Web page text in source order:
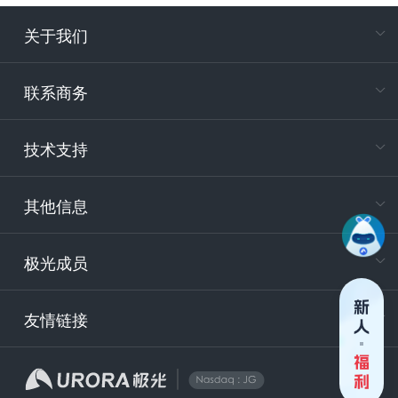
关于我们
联系商务
技术支持
其他信息
极光成员
友情链接
电
400-
技
安
企